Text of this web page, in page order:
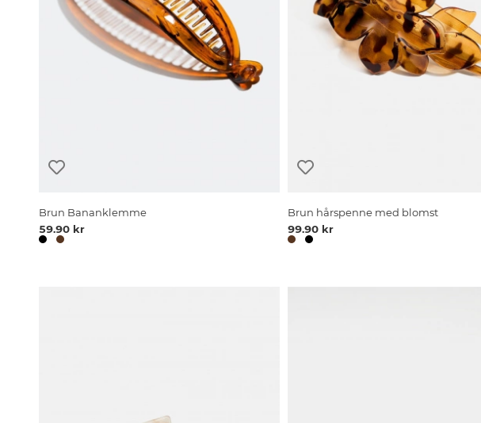
Brun Bananklemme
59.90 kr
Brun hårspenne med blomst
99.90 kr